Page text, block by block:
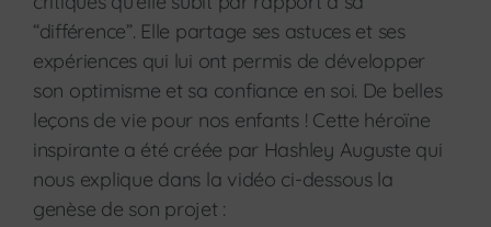
“différence”. Elle partage ses astuces et ses
expériences qui lui ont permis de développer
son optimisme et sa confiance en soi. De belles
leçons de vie pour nos enfants ! Cette héroïne
inspirante a été créée par Hashley Auguste qui
nous explique dans la vidéo ci-dessous la
genèse de son projet :